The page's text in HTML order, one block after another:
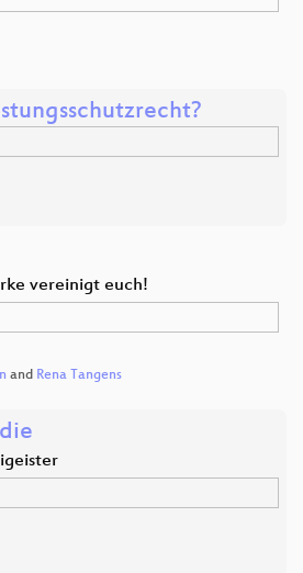
vereinigt euch!
and Rena Tangens